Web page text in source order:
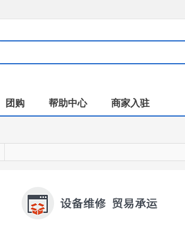
团购 帮助中心 商家入驻